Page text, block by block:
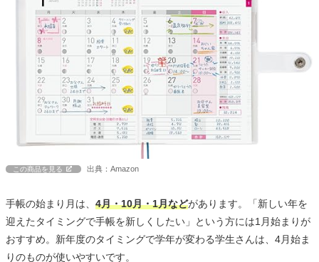
この商品を見る 出典：Amazon
手帳の始まり月は、 4月・10月・1月などがあります。「新しい年を
迎えたタイミングで手帳を新しくしたい」という方には1月始まりが
おすすめ。新年度のタイミングで学年が変わる学生さんは、4月始ま
りのものが使いやすいです。